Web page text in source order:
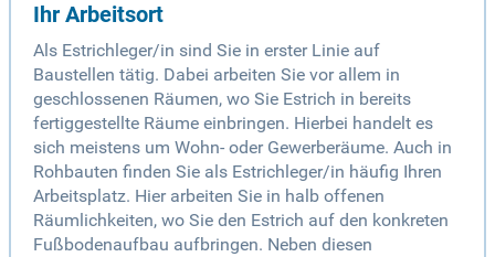
Ihr Arbeitsort
Als Estrichleger/in sind Sie in erster Linie auf
Baustellen tätig. Dabei arbeiten Sie vor allem in
geschlossenen Räumen, wo Sie Estrich in bereits
fertiggestellte Räume einbringen. Hierbei handelt es
sich meistens um Wohn- oder Gewerberäume. Auch in
Rohbauten finden Sie als Estrichleger/in häufig Ihren
Arbeitsplatz. Hier arbeiten Sie in halb offenen
Räumlichkeiten, wo Sie den Estrich auf den konkreten
Fußbodenaufbau aufbringen. Neben diesen